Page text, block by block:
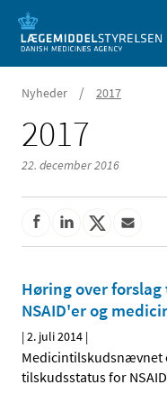
Nyheder / 2017
2017
22. december 2016
Høring over
NSAID'er og
|2. juli 2014 |
Medicintilskudsnævnet
tilskudsstatus for